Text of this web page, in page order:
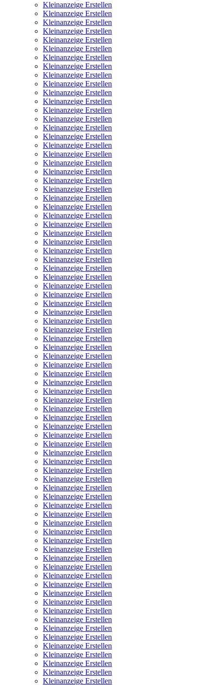
Kleinanzeige Erstellen
Kleinanzeige Erstellen
Kleinanzeige Erstellen
Kleinanzeige Erstellen
Kleinanzeige Erstellen
Kleinanzeige Erstellen
Kleinanzeige Erstellen
Kleinanzeige Erstellen
Kleinanzeige Erstellen
Kleinanzeige Erstellen
Kleinanzeige Erstellen
Kleinanzeige Erstellen
Kleinanzeige Erstellen
Kleinanzeige Erstellen
Kleinanzeige Erstellen
Kleinanzeige Erstellen
Kleinanzeige Erstellen
Kleinanzeige Erstellen
Kleinanzeige Erstellen
Kleinanzeige Erstellen
Kleinanzeige Erstellen
Kleinanzeige Erstellen
Kleinanzeige Erstellen
Kleinanzeige Erstellen
Kleinanzeige Erstellen
Kleinanzeige Erstellen
Kleinanzeige Erstellen
Kleinanzeige Erstellen
Kleinanzeige Erstellen
Kleinanzeige Erstellen
Kleinanzeige Erstellen
Kleinanzeige Erstellen
Kleinanzeige Erstellen
Kleinanzeige Erstellen
Kleinanzeige Erstellen
Kleinanzeige Erstellen
Kleinanzeige Erstellen
Kleinanzeige Erstellen
Kleinanzeige Erstellen
Kleinanzeige Erstellen
Kleinanzeige Erstellen
Kleinanzeige Erstellen
Kleinanzeige Erstellen
Kleinanzeige Erstellen
Kleinanzeige Erstellen
Kleinanzeige Erstellen
Kleinanzeige Erstellen
Kleinanzeige Erstellen
Kleinanzeige Erstellen
Kleinanzeige Erstellen
Kleinanzeige Erstellen
Kleinanzeige Erstellen
Kleinanzeige Erstellen
Kleinanzeige Erstellen
Kleinanzeige Erstellen
Kleinanzeige Erstellen
Kleinanzeige Erstellen
Kleinanzeige Erstellen
Kleinanzeige Erstellen
Kleinanzeige Erstellen
Kleinanzeige Erstellen
Kleinanzeige Erstellen
Kleinanzeige Erstellen
Kleinanzeige Erstellen
Kleinanzeige Erstellen
Kleinanzeige Erstellen
Kleinanzeige Erstellen
Kleinanzeige Erstellen
Kleinanzeige Erstellen
Kleinanzeige Erstellen
Kleinanzeige Erstellen
Kleinanzeige Erstellen
Kleinanzeige Erstellen
Kleinanzeige Erstellen
Kleinanzeige Erstellen
Kleinanzeige Erstellen
Kleinanzeige Erstellen
Kleinanzeige Erstellen